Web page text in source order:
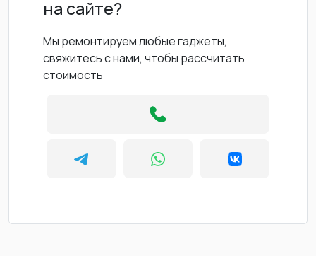
на сайте?
Мы ремонтируем любые гаджеты,
свяжитесь с нами, чтобы рассчитать
стоимость